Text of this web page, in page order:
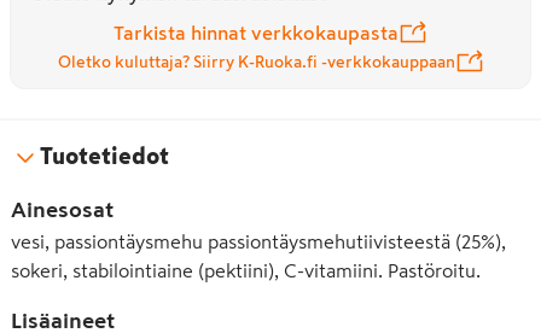
Tarkista hinnat verkkokaupasta
Oletko kuluttaja? Siirry K-Ruoka.fi -verkkokauppaan
Tuotetiedot
Ainesosat
vesi, passiontäysmehu passiontäysmehutiivisteestä (25%),
sokeri, stabilointiaine (pektiini), C-vitamiini. Pastöroitu.
Lisäaineet